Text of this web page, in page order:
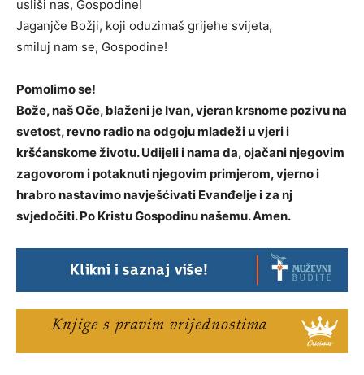
usliši nas, Gospodine!
Jaganjče Božji, koji oduzimaš grijehe svijeta,
smiluj nam se, Gospodine!
Pomolimo se!
Bože, naš Oče, blaženi je Ivan, vjeran krsnome pozivu na
svetost, revno radio na odgoju mladeži u vjeri i
kršćanskome životu. Udijeli i nama da, ojačani njegovim
zagovorom i potaknuti njegovim primjerom, vjerno i
hrabro nastavimo navješćivati Evanđelje i za nj
svjedočiti. Po Kristu Gospodinu našemu. Amen.